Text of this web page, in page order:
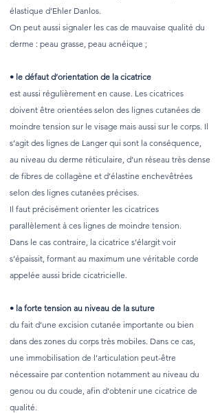
élastique d’Ehler Danlos.
On peut aussi signaler les cas de mauvaise qualité du
derme : peau grasse, peau acnéique ;
• le défaut d’orientation de la cicatrice
est aussi régulièrement en cause. Les cicatrices
doivent être orientées selon des lignes cutanées de
moindre tension sur le visage mais aussi sur le corps. Il
s’agit des lignes de Langer qui sont la conséquence,
au niveau du derme réticulaire, d’un réseau très dense
de fibres de collagène et d’élastine enchevêtrées
selon des lignes cutanées précises.
Il faut précisément orienter les cicatrices
parallèlement à ces lignes de moindre tension.
Dans le cas contraire, la cicatrice s’élargit voir
s’épaissit, formant au maximum une véritable corde
appelée aussi bride cicatricielle.
• la forte tension au niveau de la suture
du fait d’une excision cutanée importante ou bien
dans des zones du corps très mobiles. Dans ce cas,
une immobilisation de l’articulation peut-être
nécessaire par contention notamment au niveau du
genou ou du coude, afin d’obtenir une cicatrice de
qualité.